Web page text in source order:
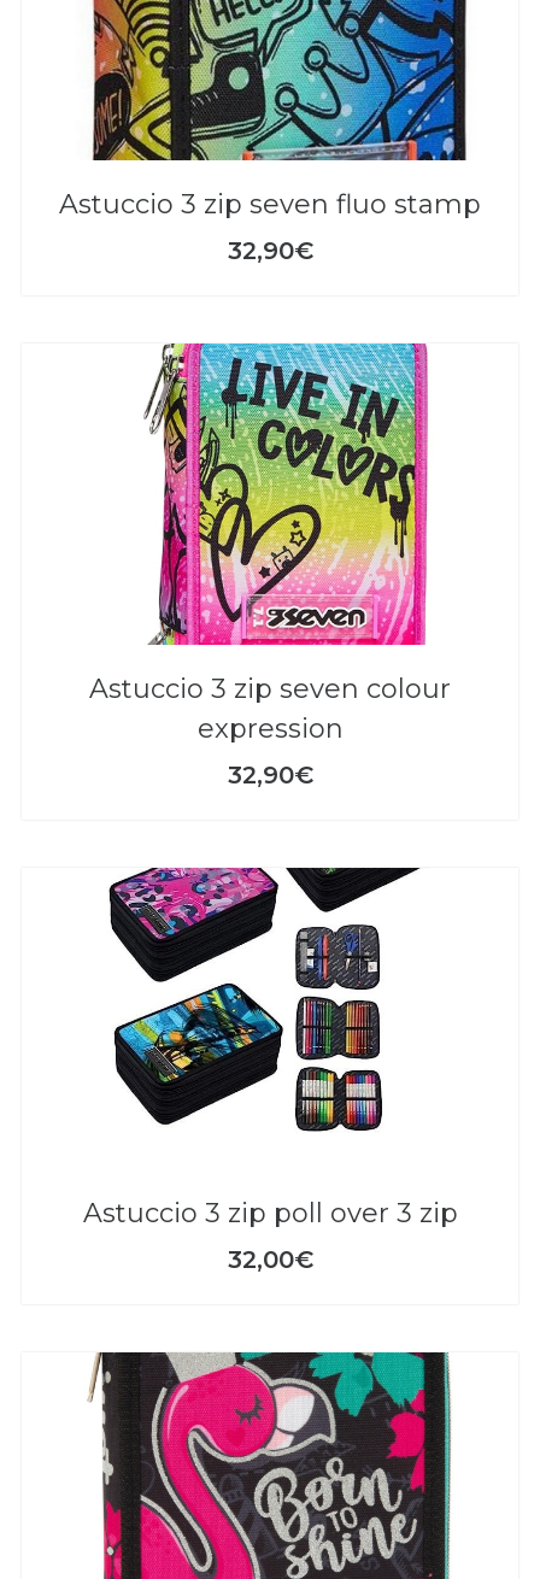
astuccio 3 zip seven fluo stamp
32,90€
astuccio 3 zip seven colour
expression
32,90€
astuccio 3 zip poll over 3 zip
32,00€